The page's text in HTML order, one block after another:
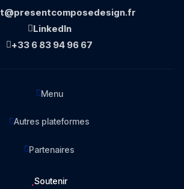
LinkedIn
+33 6 83 94 96 67
Menu
Autres plateformes
Partenaires
Soutenir